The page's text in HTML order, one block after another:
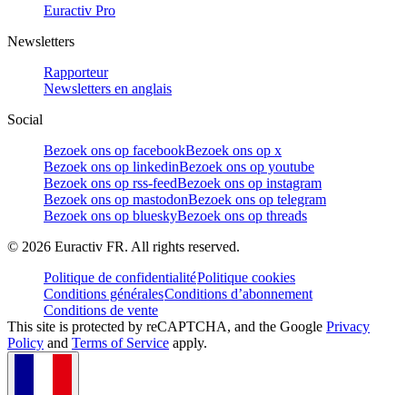
Euractiv Pro
Newsletters
Rapporteur
Newsletters en anglais
Social
Bezoek ons op facebookBezoek ons op x
Bezoek ons op linkedinBezoek ons op youtube
Bezoek ons op rss-feedBezoek ons op instagram
Bezoek ons op mastodonBezoek ons op telegram
Bezoek ons op blueskyBezoek ons op threads
© 2026 Euractiv FR. All rights reserved.
Politique de confidentialitéPolitique cookies
Conditions généralesConditions d’abonnement
Conditions de vente
This site is protected by reCAPTCHA, and the Google Privacy
Policy and Terms of Service apply.